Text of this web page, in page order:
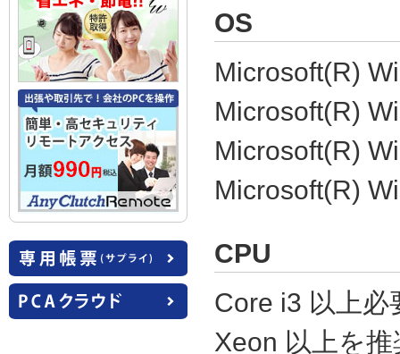
OS
Microsoft(R)
Microsoft(R)
Microsoft(R)
Microsoft(R)
CPU
Core i3 以上必
Xeon 以上を推